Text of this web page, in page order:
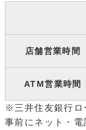
店舗営業時間
ATM営業時間
※三井住友銀行ロ
事前にネット・